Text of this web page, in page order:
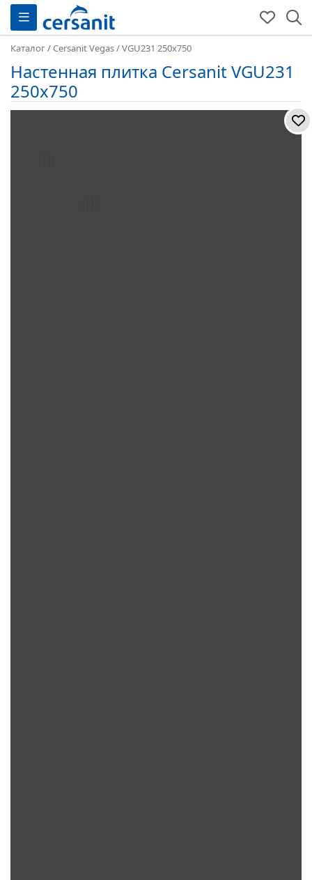
Каталог/Cersanit Vegas/VGU231 250x750
Настенная плитка Cersanit VGU231
250x750